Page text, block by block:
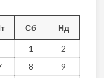
Сб Нд
1
2
8
9